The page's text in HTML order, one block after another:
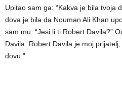
Upitao sam ga: “Kakva je bila tvoja
dova je bila da Nouman Ali Khan
sam mu: “Jesi li ti Robert Davila?”
Davila. Robert Davila je moj
dovu.”